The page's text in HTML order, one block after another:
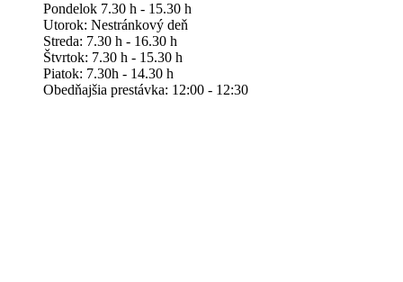
Pondelok 7.30 h - 15.30 h
Utorok: Nestránkový deň
Streda: 7.30 h - 16.30 h
Štvrtok: 7.30 h - 15.30 h
Piatok: 7.30h - 14.30 h
Obedňajšia prestávka: 12:00 - 12:30